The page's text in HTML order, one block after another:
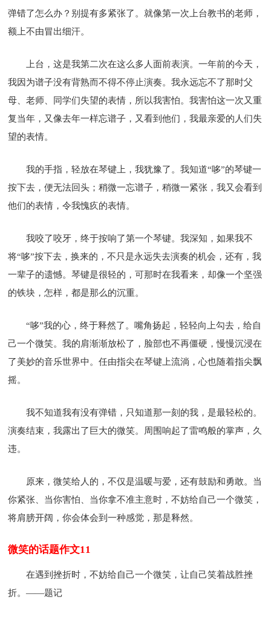
弹错了怎么办？别提有多紧张了。就像第一次上台教书的老师，
额上不由冒出细汗。
上台，这是我第二次在这么多人面前表演。一年前的今天，
我因为谱子没有背熟而不得不停止演奏。我永远忘不了那时父
母、老师、同学们失望的表情，所以我害怕。我害怕这一次又重
复当年，又像去年一样忘谱子，又看到他们，我最亲爱的人们失
望的表情。
我的手指，轻放在琴键上，我犹豫了。我知道“哆”的琴键一
按下去，便无法回头；稍微一忘谱子，稍微一紧张，我又会看到
他们的表情，令我愧疚的表情。
我咬了咬牙，终于按响了第一个琴键。我深知，如果我不
将“哆”按下去，换来的，不只是永远失去演奏的机会，还有，我
一辈子的遗憾。琴键是很轻的，可那时在我看来，却像一个坚强
的铁块，怎样，都是那么的沉重。
“哆”我的心，终于释然了。嘴角扬起，轻轻向上勾去，给自
己一个微笑。我的肩渐渐放松了，脸部也不再僵硬，慢慢沉浸在
了美妙的音乐世界中。任由指尖在琴键上流淌，心也随着指尖飘
摇。
我不知道我有没有弹错，只知道那一刻的我，是最轻松的。
演奏结束，我露出了巨大的微笑。周围响起了雷鸣般的掌声，久
违。
原来，微笑给人的，不仅是温暖与爱，还有鼓励和勇敢。当
你紧张、当你害怕、当你拿不准主意时，不妨给自己一个微笑，
将肩膀开阔，你会体会到一种感觉，那是释然。
微笑的话题作文11
在遇到挫折时，不妨给自己一个微笑，让自己笑着战胜挫
折。――题记